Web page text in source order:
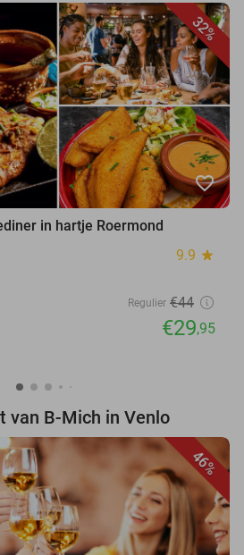
32%
favorite_border
in hartje Roermond
9.9 star
Regulier €44
€29,95
van B-Mich in Venlo
46%